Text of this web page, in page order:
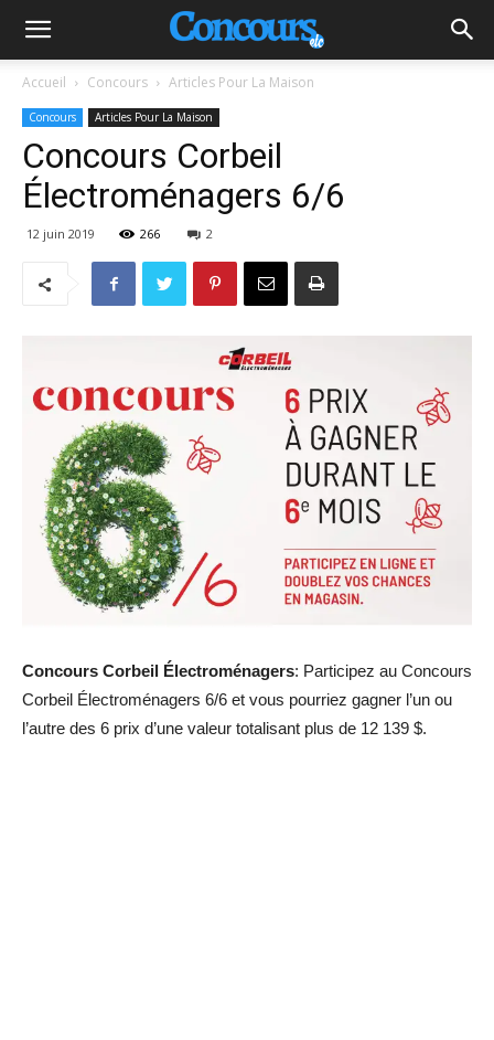
Accueil Concours Articles Pour La Maison
Concours Articles Pour La Maison
Concours Corbeil
Électroménagers 6/6
12 juin 2019 266 2
Concours Corbeil Électroménagers: Participez au Concours
Corbeil Électroménagers 6/6 et vous pourriez gagner l’un ou
l’autre des 6 prix d’une valeur totalisant plus de 12 139 $.